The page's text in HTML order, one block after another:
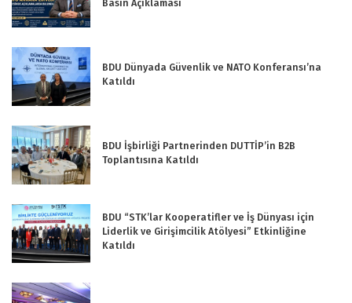
Basın Açıklaması
BDU Dünyada Güvenlik ve NATO Konferansı’na
Katıldı
BDU İşbirliği Partnerinden DUTTİP’in B2B
Toplantısına Katıldı
BDU “STK’lar Kooperatifler ve İş Dünyası için
Liderlik ve Girişimcilik Atölyesi” Etkinliğine
Katıldı